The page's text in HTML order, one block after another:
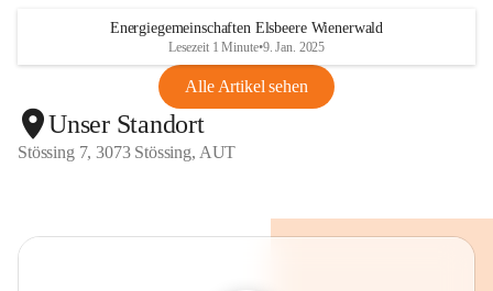
Energiegemeinschaften Elsbeere Wienerwald
Lesezeit 1 Minute•9. Jan. 2025
Alle Artikel sehen
Unser Standort
Stössing 7, 3073 Stössing, AUT